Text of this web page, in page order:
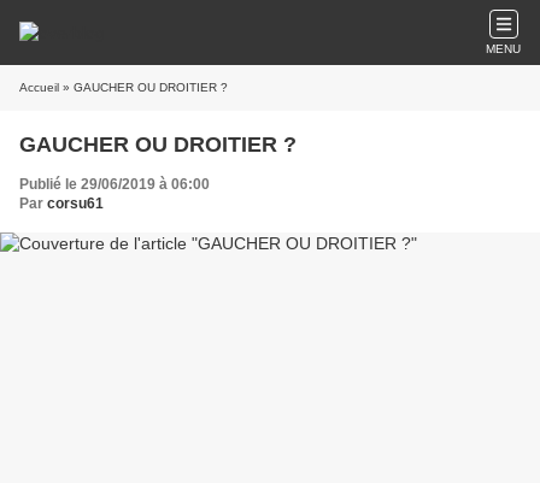
MENU
Accueil » GAUCHER OU DROITIER ?
GAUCHER OU DROITIER ?
Publié le 29/06/2019 à 06:00
Par corsu61